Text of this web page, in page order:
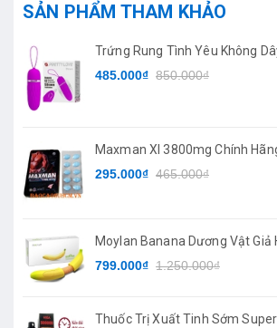
SẢN PHẨM THAM KHẢO
Trứng Rung Tình Yêu Không
485.000₫ 850.000₫
Maxman XI 3800mg Chính
Cường Sinh Lý
295.000₫ 465.000₫
Moylan Banana Dương Vật Giả
Chế Độ Rung
799.000₫ 1.250.000₫
Thuốc Trị Xuất Tinh Sớm